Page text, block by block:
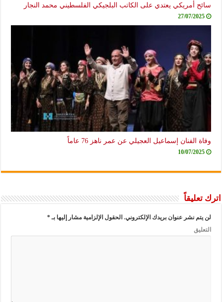
سائح أمريكي يعتدي على الكاتب البلجيكي الفلسطيني محمد النجار
27/07/2025
وفاة الفنان إسماعيل العجيلي عن عمر ناهز 76 عاماً
10/07/2025
اترك تعليقاً
لن يتم نشر عنوان بريدك الإلكتروني. الحقول الإلزامية مشار إليها بـ*
التعليق